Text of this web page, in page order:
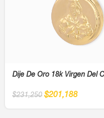
Dije De Oro 18k Virgen Del
$231,250 $201,188